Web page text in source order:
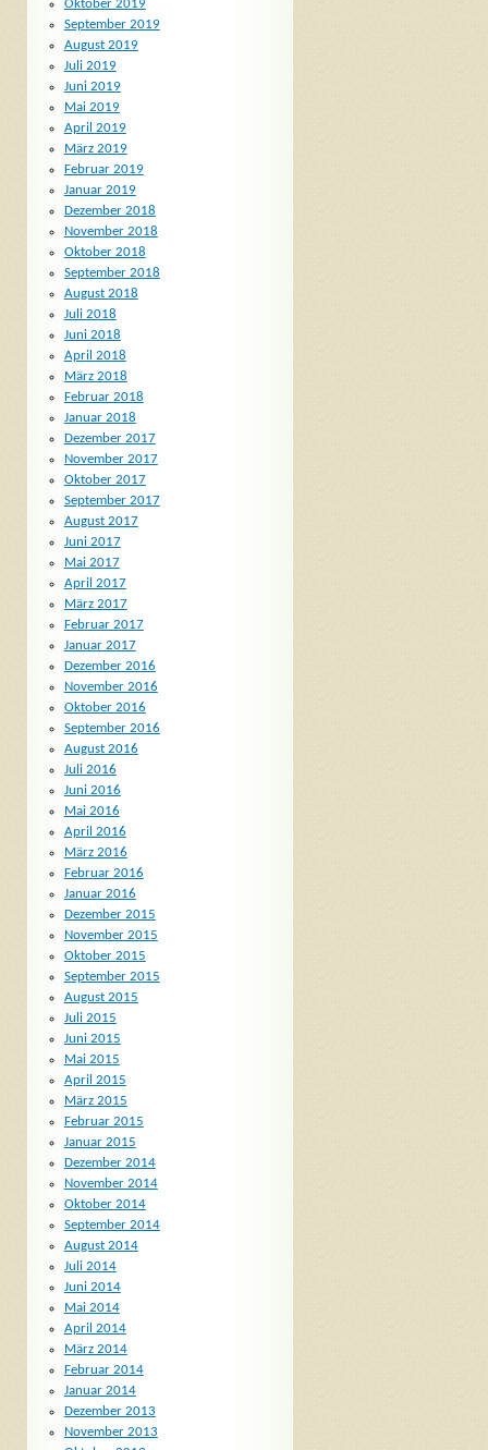
Oktober 2019
September 2019
August 2019
Juli 2019
Juni 2019
Mai 2019
April 2019
März 2019
Februar 2019
Januar 2019
Dezember 2018
November 2018
Oktober 2018
September 2018
August 2018
Juli 2018
Juni 2018
April 2018
März 2018
Februar 2018
Januar 2018
Dezember 2017
November 2017
Oktober 2017
September 2017
August 2017
Juni 2017
Mai 2017
April 2017
März 2017
Februar 2017
Januar 2017
Dezember 2016
November 2016
Oktober 2016
September 2016
August 2016
Juli 2016
Juni 2016
Mai 2016
April 2016
März 2016
Februar 2016
Januar 2016
Dezember 2015
November 2015
Oktober 2015
September 2015
August 2015
Juli 2015
Juni 2015
Mai 2015
April 2015
März 2015
Februar 2015
Januar 2015
Dezember 2014
November 2014
Oktober 2014
September 2014
August 2014
Juli 2014
Juni 2014
Mai 2014
April 2014
März 2014
Februar 2014
Januar 2014
Dezember 2013
November 2013